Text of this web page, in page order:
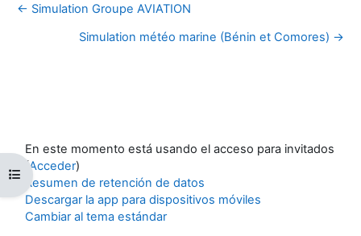
Abrir índice del curso
← Simulation Groupe AVIATION
Simulation météo marine (Bénin et Comores) →
En este momento está usando el acceso para invitados
(Acceder)
Resumen de retención de datos
Descargar la app para dispositivos móviles
Cambiar al tema estándar